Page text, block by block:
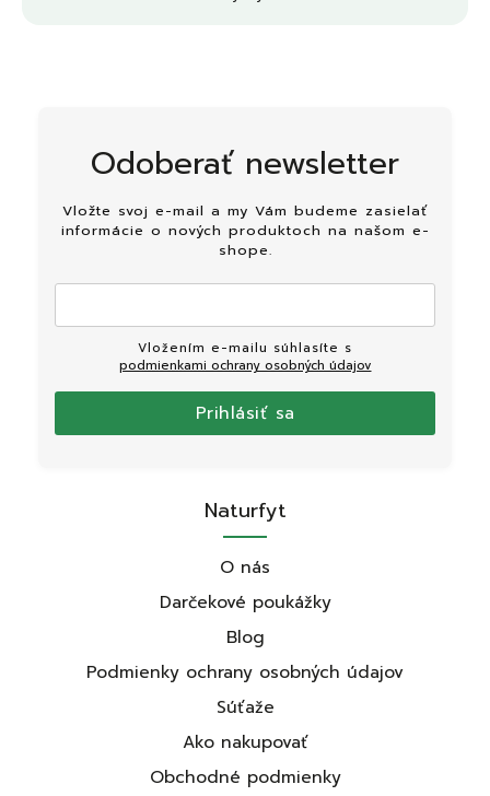
Odoberať newsletter
Vložte svoj e-mail a my Vám budeme zasielať
informácie o nových produktoch na našom e-
shope.
podmienkami ochrany osobných údajov
Prihlásiť sa
Naturfyt
O nás
Darčekové poukážky
Blog
Podmienky ochrany osobných údajov
Súťaže
Ako nakupovať
Obchodné podmienky